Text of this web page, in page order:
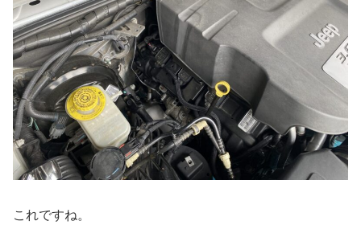
これですね。